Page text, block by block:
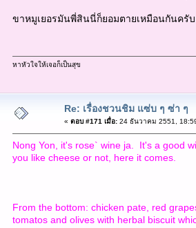
ขาหมูเยอรมันพี่สินนี่ก็ยอมตายเหมือนกันครับ
หาหัวใจให้เจอก็เป็นสุข
Re: เรื่องชวนชิม แซ่บ ๆ ซ่า ๆ
« ตอบ #171 เมื่อ:24 ธันวาคม 2551,
Nong Yon, it's rose` wine ja. It's a good
you like cheese or not, here it comes.
From the bottom: chicken pate, red
tomatos and olives with herbal biscuit